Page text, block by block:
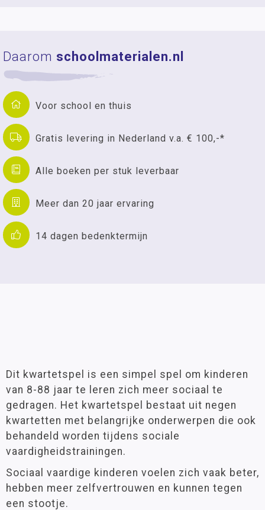
Daarom schoolmaterialen.nl
Voor school en thuis
Gratis levering in Nederland v.a. € 100,-*
Alle boeken per stuk leverbaar
Meer dan 20 jaar ervaring
14 dagen bedenktermijn
Dit kwartetspel is een simpel spel om kinderen
van 8-88 jaar te leren zich meer sociaal te
gedragen. Het kwartetspel bestaat uit negen
kwartetten met belangrijke onderwerpen die ook
behandeld worden tijdens sociale
vaardigheidstrainingen.
Sociaal vaardige kinderen voelen zich vaak beter,
hebben meer zelfvertrouwen en kunnen tegen
een stootje.